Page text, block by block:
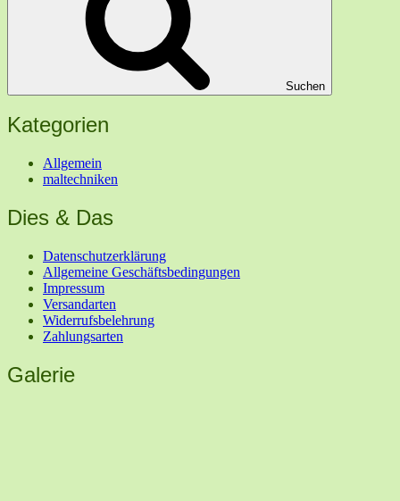
Suchen
Kategorien
Allgemein
maltechniken
Dies & Das
Datenschutzerklärung
Allgemeine Geschäftsbedingungen
Impressum
Versandarten
Widerrufsbelehrung
Zahlungsarten
Galerie